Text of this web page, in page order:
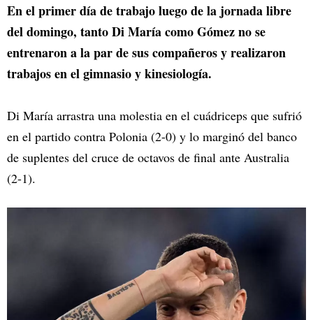
En el primer día de trabajo luego de la jornada libre
del domingo, tanto Di María como Gómez no se
entrenaron a la par de sus compañeros y realizaron
trabajos en el gimnasio y kinesiología.
Di María arrastra una molestia en el cuádriceps que sufrió
en el partido contra Polonia (2-0) y lo marginó del banco
de suplentes del cruce de octavos de final ante Australia
(2-1).